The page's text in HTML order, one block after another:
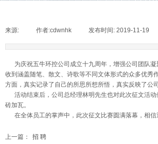
来源: 作者:cdwnhk 发布时间: 2019-11-19
为庆祝五牛环控公司成立十九周年，增强公司团队凝
收到涵盖随笔、散文、诗歌等不同文体形式的众多优秀
方面，真实记录了自己的所思所想所悟，真实反映了公
活动结束后，公司总经理林明先生也对此次征文活动
砖加瓦。
在全体员工的掌声中，此次征文比赛圆满落幕，相
上一篇：
招 聘